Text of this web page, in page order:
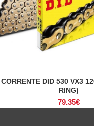
ADICIONAR
CORRENTE DID 530 VX3
RING)
79.35€